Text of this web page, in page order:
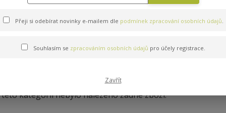
této kategorii nebylo nalezeno žádné zboží.
Přeji si odebírat novinky e-mailem dle podmínek zpracování osobních údajů.
Souhlasím se zpracováním osobních údajů pro účely registrace.
Zavřít